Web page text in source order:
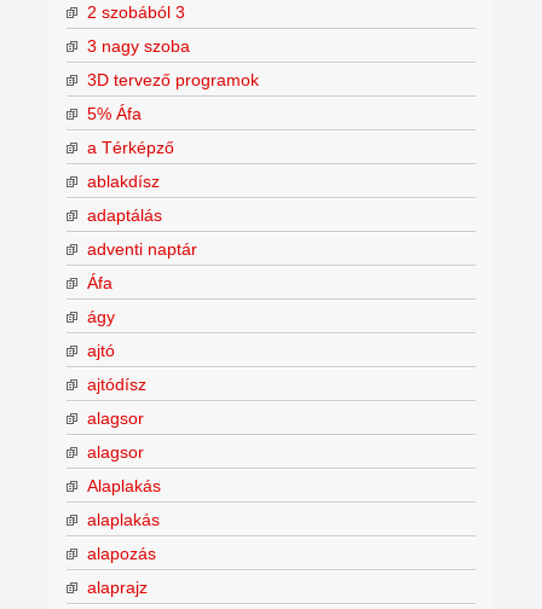
2 szobából 3
3 nagy szoba
3D tervező programok
5% Áfa
a Térképző
ablakdísz
adaptálás
adventi naptár
Áfa
ágy
ajtó
ajtódísz
alagsor
alagsor
Alaplakás
alaplakás
alapozás
alaprajz